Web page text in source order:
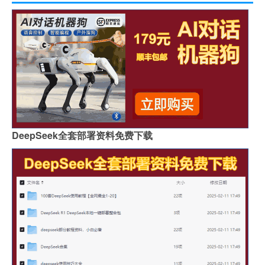
DeepSeek全套部署资料免费下载